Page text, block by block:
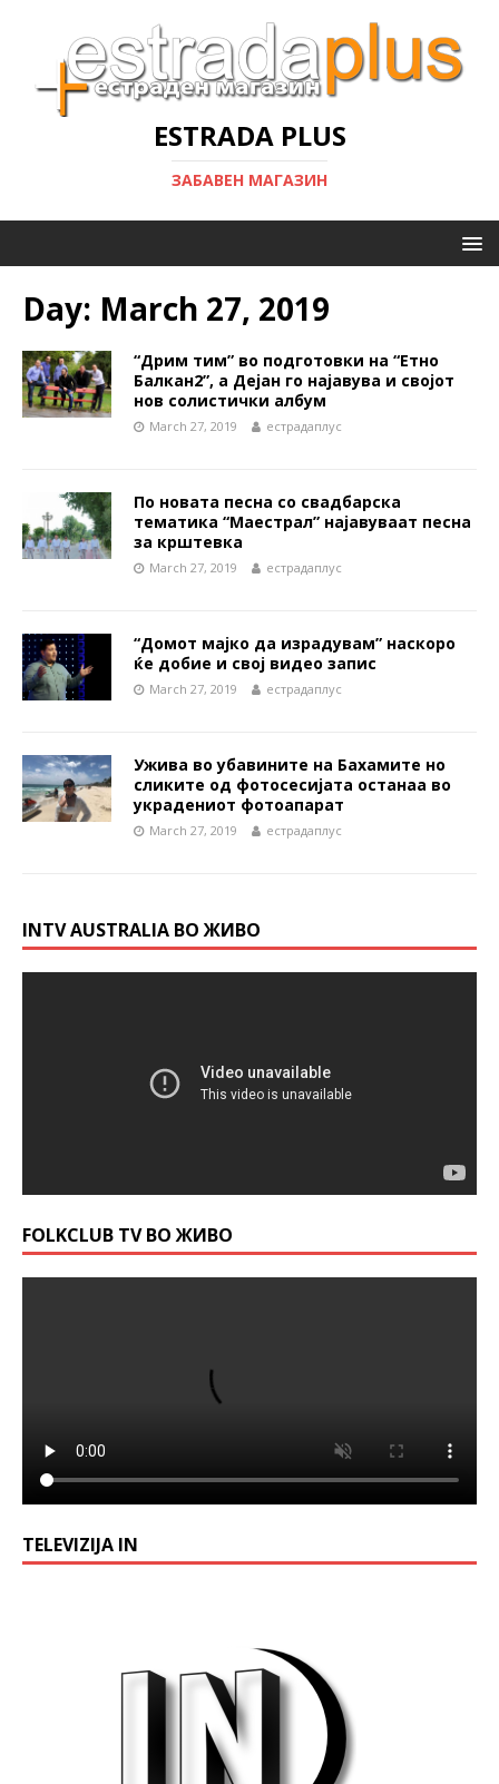
ESTRADA PLUS
ЗАБАВЕН МАГАЗИН
Day: March 27, 2019
“Дрим тим” во подготовки на “Етно
Балкан2”, а Дејан го најавува и својот
нов солистички албум
March 27, 2019 естрадаплус
По новата песна со свадбарска
тематика “Маестрал” најавуваат песна
за крштевка
March 27, 2019 естрадаплус
“Домот мајко да израдувам” наскоро
ќе добие и свој видео запис
March 27, 2019 естрадаплус
Ужива во убавините на Бахамите но
сликите од фотосесијата останаа во
украдениот фотоапарат
March 27, 2019 естрадаплус
INTV AUSTRALIA ВО ЖИВО
FOLKCLUB TV ВО ЖИВО
TELEVIZIJA IN